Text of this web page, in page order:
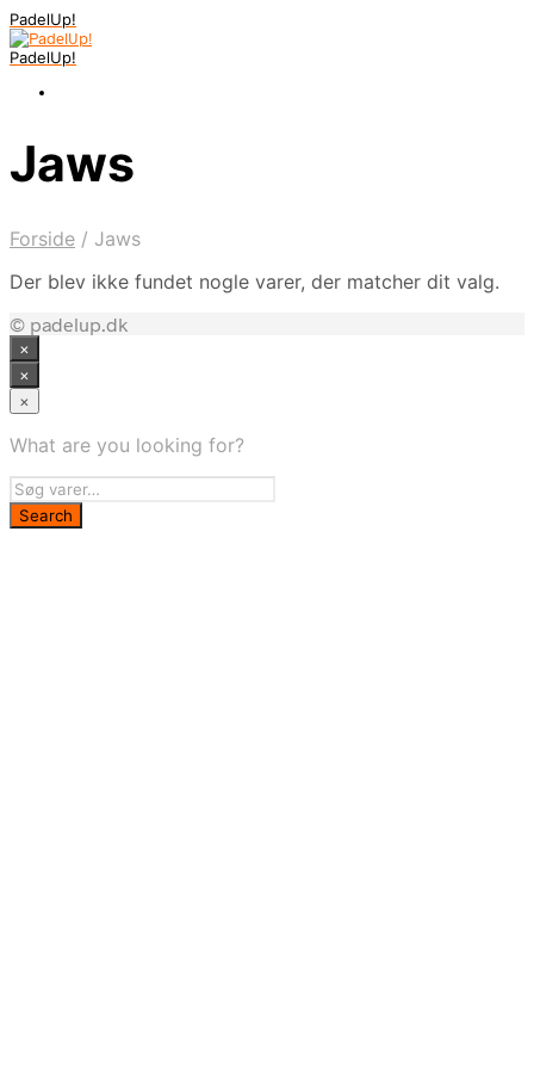
PadelUp!
PadelUp!
Jaws
Forside / Jaws
Der blev ikke fundet nogle varer, der matcher dit valg.
© padelup.dk
×
×
×
What are you looking for?